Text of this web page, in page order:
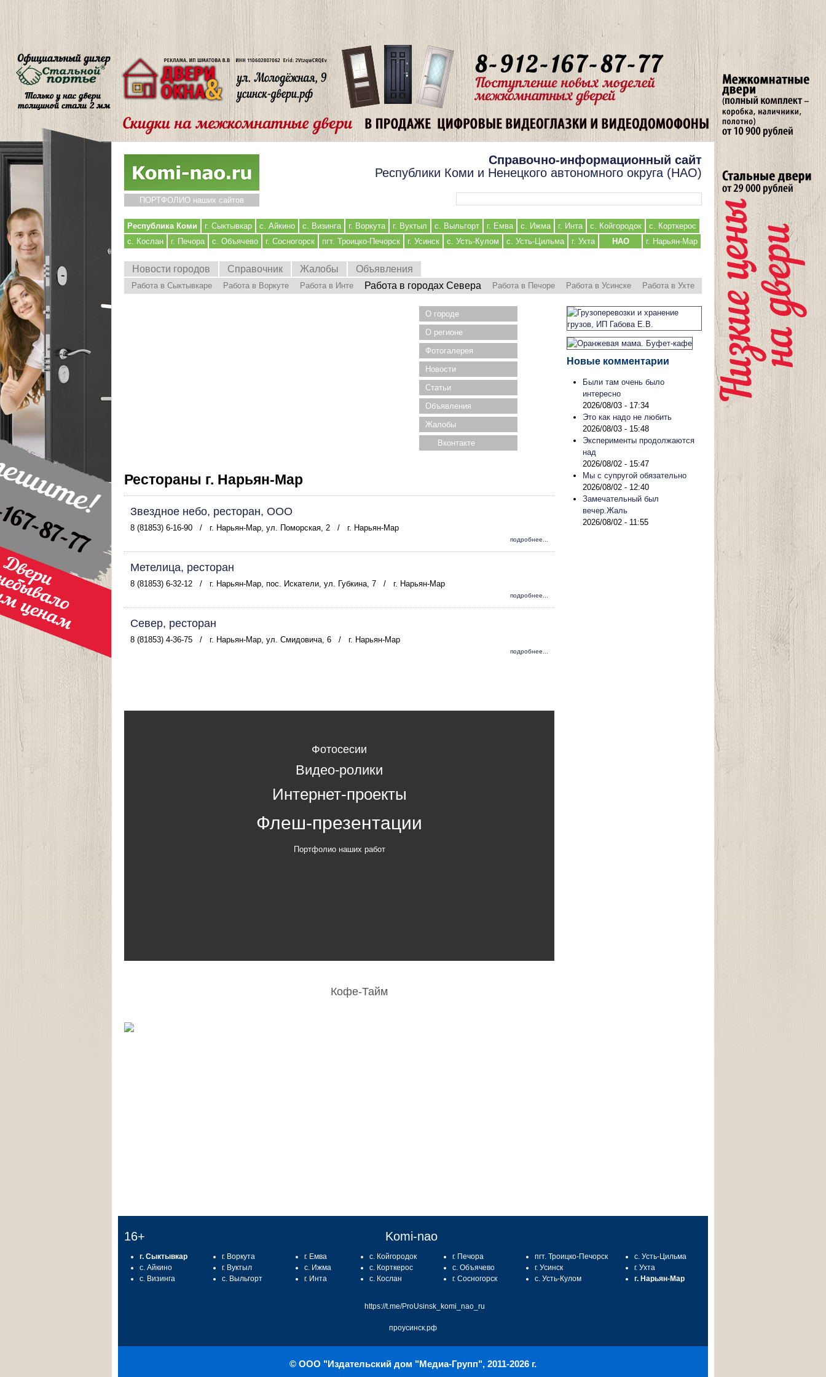
ПОРТФОЛИО наших сайтов
Справочно-информационный сайт
Республики Коми и Ненецкого автономного округа (НАО)
Республика Коми г. Сыктывкар с. Айкино с. Визинга г. Воркута г. Вуктыл с. Выльгорт г. Емва с. Ижма г. Инта с. Койгородок
с. Корткерос
с. Кослан
г. Печора с. Объячево г. Сосногорск пгт. Троицко-Печорск г. Усинск с. Усть-Кулом с. Усть-Цильма г. Ухта НАО г. Нарьян-Мар
Новости городов Справочник Жалобы Объявления
Работа в Сыктывкаре Работа в Воркуте Работа в Инте Работа в городах Севера Работа в Печоре Работа в Усинске Работа в Ухте
О городе
О регионе
Фотогалерея
Новости
Статьи
Объявления
Жалобы
Вконтакте
Рестораны г. Нарьян-Мар
Звездное небо, ресторан, ООО
8 (81853) 6-16-90 / г. Нарьян-Мар, ул. Поморская, 2 / г. Нарьян-Мар
подробнее...
Метелица, ресторан
8 (81853) 6-32-12 / г. Нарьян-Мар, пос. Искатели, ул. Губкина, 7 / г. Нарьян-Мар
подробнее...
Север, ресторан
8 (81853) 4-36-75 / г. Нарьян-Мар, ул. Смидовича, 6 / г. Нарьян-Мар
подробнее...
Фотосесии
Видео-ролики
Интернет-проекты
Флеш-презентации
Портфолио наших работ
Кофе-Тайм
Новые комментарии
Были там очень было
интересно
2026/08/03 - 17:34
Это как надо не любить
2026/08/03 - 15:48
Эксперименты продолжаются
над
2026/08/02 - 15:47
Мы с супругой обязательно
2026/08/02 - 12:40
Замечательный был
вечер.Жаль
2026/08/02 - 11:55
16+ Komi-nao
г. Сыктывкар
с. Айкино
с. Визинга
г. Воркута
г. Вуктыл
с. Выльгорт
г. Емва
с. Ижма
г. Инта
с. Койгородок
с. Корткерос
с. Кослан
г. Печора
с. Объячево
г. Сосногорск
пгт. Троицко-Печорск
г. Усинск
с. Усть-Кулом
с. Усть-Цильма
г. Ухта
г. Нарьян-Мар
https://t.me/ProUsinsk_komi_nao_ru
проусинск.рф
© ООО "Издательский дом "Медиа-Групп", 2011-2026 г.